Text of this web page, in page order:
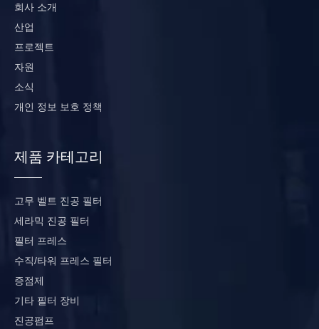
회사 소개
산업
프로젝트
자원
소식
개인 정보 보호 정책
제품 카테고리
고무 벨트 진공 필터
세라믹 진공 필터
필터 프레스
수직/타워 프레스 필터
증점제
기타 필터 장비
진공펌프